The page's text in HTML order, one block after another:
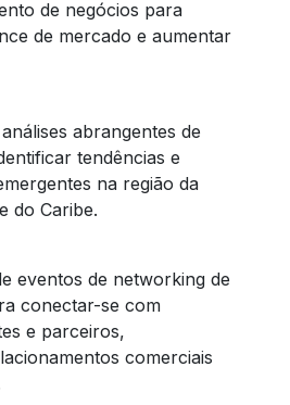
de negócios para
de mercado e aumentar
abrangentes de
tendências e
na região da
do Caribe.
eventos de networking de
conectar-se com
e parceiros,
comerciais